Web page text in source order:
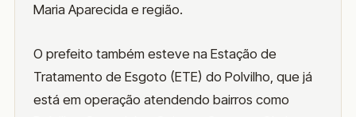
Maria Aparecida e região.
O prefeito também esteve na Estação de
Tratamento de Esgoto (ETE) do Polvilho, que já
está em operação atendendo bairros como